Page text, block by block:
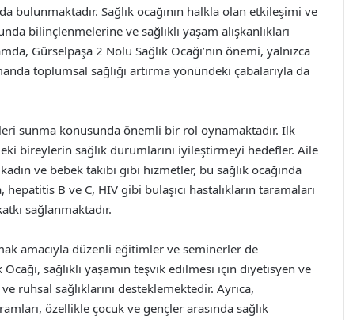
bulunmaktadır. Sağlık ocağının halkla olan etkileşimi ve
bilinçlenmelerine ve sağlıklı yaşam alışkanlıkları
Gürselpaşa 2 Nolu Sağlık Ocağı’nın önemi, yalnızca
toplumsal sağlığı artırma yönündeki çabalarıyla da
sunma konusunda önemli bir rol oynamaktadır. İlk
bireylerin sağlık durumlarını iyileştirmeyi hedefler. Aile
ve bebek takibi gibi hizmetler, bu sağlık ocağında
B ve C, HIV gibi bulaşıcı hastalıkların taramaları
sağlanmaktadır.
amacıyla düzenli eğitimler ve seminerler de
sağlıklı yaşamın teşvik edilmesi için diyetisyen ve
sağlıklarını desteklemektedir. Ayrıca,
özellikle çocuk ve gençler arasında sağlık